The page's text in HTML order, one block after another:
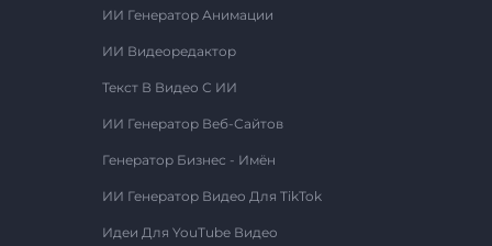
ИИ Генератор Анимации
ИИ Видеоредактор
Текст В Видео С ИИ
ИИ Генератор Веб-Сайтов
Генератор Бизнес - Имён
ИИ Генератор Видео Для TikTok
Идеи Для YouTube Видео